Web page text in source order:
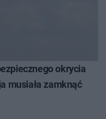
okrycia
musiała zamknąć